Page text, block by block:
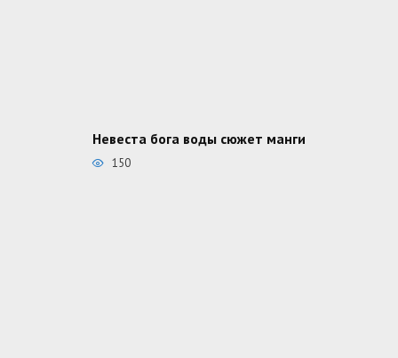
Невеста бога воды сюжет манги
150